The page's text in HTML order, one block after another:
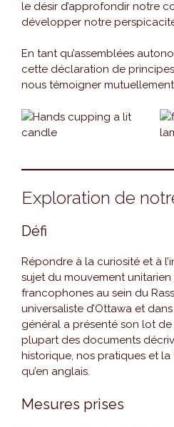
le désir d’approfondir notre
développer notre
En tant qu’assemblées
cette déclaration de
nous témoigner
Exploration de
Défi
Répondre à la curiosité et à
sujet du mouvement
francophones au sein du
universaliste d’Ottawa et
général a présenté son lot
plupart des documents
historique, nos pratiques et la
qu’en anglais.
Mesures prises